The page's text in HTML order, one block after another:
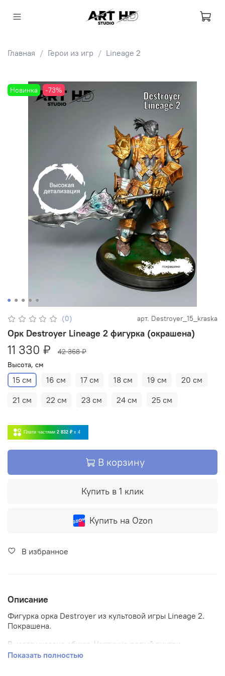
Главная Герои из игр Lineage 2
Новинка -73%
(0) арт. Destroyer_15_kraska
Орк Destroyer Lineage 2 фигурка (окрашена)
11 330 ₽
42 368 ₽
Высота, см
15 см 16 см 17 см 18 см 19 см
20 см
21 см
22 см 23 см 24 см 25 см
Плати частями 2 832 ₽ x 4
В корзину
Купить в 1 клик
Купить на Ozon
В избранное
Описание
Фигурка орка Destroyer из культовой игры Lineage 2.
Покрашена.
Высота указана общая. Частично полый внутри.
Показать полностью